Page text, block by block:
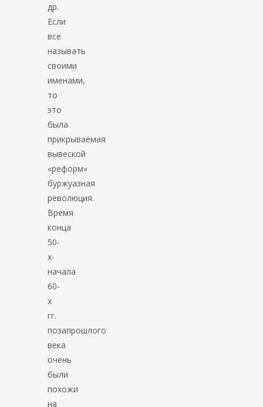
др.
Если
все
называть
своими
именами,
то
это
была
прикрываемая
вывеской
«реформ»
буржуазная
революция.
Время
конца
50-
х-
начала
60-
х
гг.
позапрошлого
века
очень
были
похожи
на